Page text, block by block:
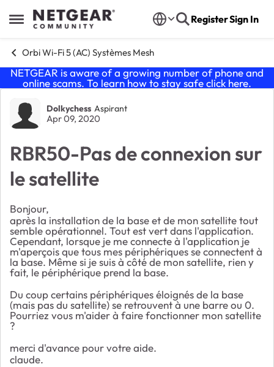
Open Side Menu
Skip to content RegisterSign In
Orbi Wi-Fi 5 (AC) Systèmes Mesh
NETGEAR is aware of a growing number of phone and
online scams. To learn how to stay safe click here.
Forum Discussion
Dolkychess Aspirant
Apr 09, 2020
RBR50-Pas de connexion sur
le satellite
Bonjour,
après la installation de la base et de mon satellite tout
semble opérationnel. Tout est vert dans l'application.
Cependant, lorsque je me connecte à l'application je
m'aperçois que tous mes périphériques se connectent à
la base. Même si je suis à côté de mon satellite, rien y
fait, le périphérique prend la base.
Du coup certains périphériques éloignés de la base
(mais pas du satellite) se retrouvent à une barre ou 0.
Pourriez vous m'aider à faire fonctionner mon satellite
?
merci d'avance pour votre aide.
claude.